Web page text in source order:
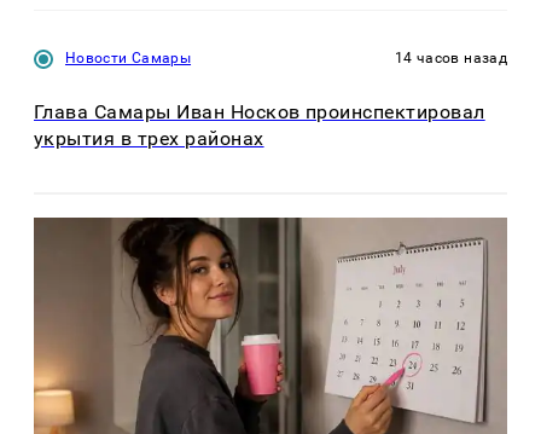
Новости Самары 14 часов назад
Глава Самары Иван Носков проинспектировал
укрытия в трех районах